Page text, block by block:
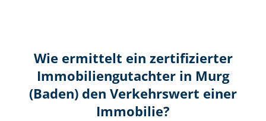
Wie ermittelt ein zertifizierter
Immobilien­gutachter in Murg
(Baden) den Verkehrswert einer
Immobilie?